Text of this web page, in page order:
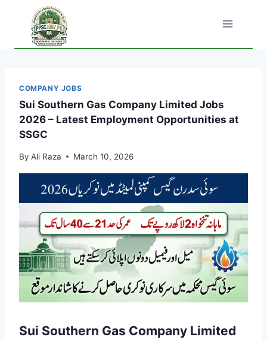
content
COMPANY JOBS
Sui Southern Gas Company Limited Jobs
2026 – Latest Employment Opportunities at
SSGC
By Ali Raza March 10, 2026
Sui Southern Gas Company Limited